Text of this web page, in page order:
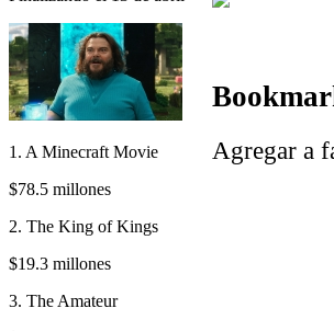
1. A Minecraft Movie
$78.5 millones
2. The King of Kings
$19.3 millones
3. The Amateur
Agregar a